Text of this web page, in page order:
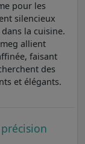
pour les
silencieux
la cuisine.
allient
faisant
des
et élégants.